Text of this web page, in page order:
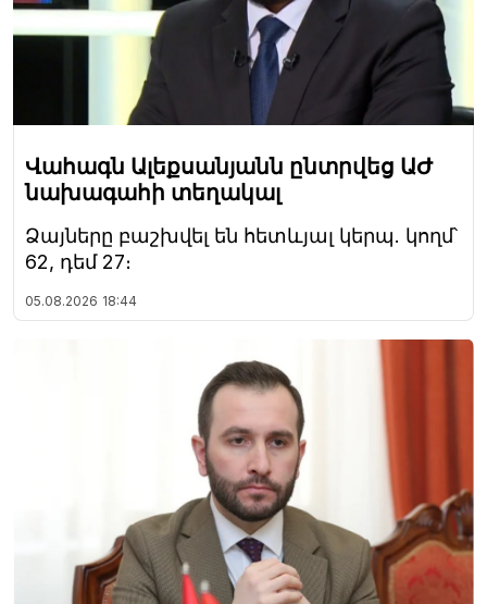
Վահագն Ալեքսանյանն ընտրվեց ԱԺ
նախագահի տեղակալ
Ձայները բաշխվել են հետևյալ կերպ. կողմ՝
62, դեմ 27։
05.08.2026 18:44